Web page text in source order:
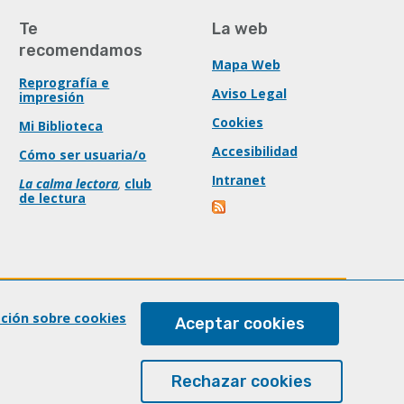
Te
recomendamos
Reprografía e
impresión
Mi Biblioteca
Cómo ser usuaria/o
La calma lectora, club
de lectura
La web
Mapa Web
Aviso Legal
Cookies
Accesibilidad
Intranet
sobre cookies Aceptar cookies
Rechazar cookies